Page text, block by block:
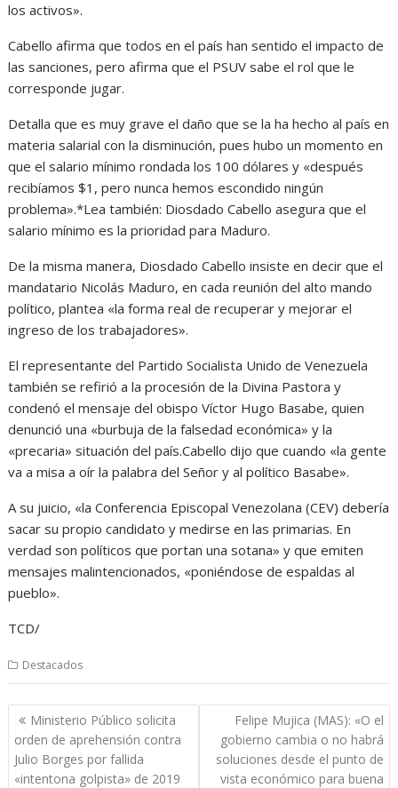
los activos».
Cabello afirma que todos en el país han sentido el impacto de
las sanciones, pero afirma que el PSUV sabe el rol que le
corresponde jugar.
Detalla que es muy grave el daño que se la ha hecho al país en
materia salarial con la disminución, pues hubo un momento en
que el salario mínimo rondada los 100 dólares y «después
recibíamos $1, pero nunca hemos escondido ningún
problema».*Lea también: Diosdado Cabello asegura que el
salario mínimo es la prioridad para Maduro.
De la misma manera, Diosdado Cabello insiste en decir que el
mandatario Nicolás Maduro, en cada reunión del alto mando
político, plantea «la forma real de recuperar y mejorar el
ingreso de los trabajadores».
El representante del Partido Socialista Unido de Venezuela
también se refirió a la procesión de la Divina Pastora y
condenó el mensaje del obispo Víctor Hugo Basabe, quien
denunció una «burbuja de la falsedad económica» y la
«precaria» situación del país.Cabello dijo que cuando «la gente
va a misa a oír la palabra del Señor y al político Basabe».
A su juicio, «la Conferencia Episcopal Venezolana (CEV) debería
sacar su propio candidato y medirse en las primarias. En
verdad son políticos que portan una sotana» y que emiten
mensajes malintencionados, «poniéndose de espaldas al
pueblo».
TCD/
Destacados
Navegación
de
entradas
Ministerio Público solicita
orden de aprehensión contra
Julio Borges por fallida
«intentona golpista» de 2019
Felipe Mujica (MAS): «O el
gobierno cambia o no habrá
soluciones desde el punto de
vista económico para buena